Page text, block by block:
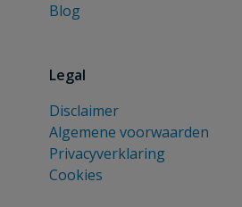
Blog
Legal
Disclaimer
Algemene voorwaarden
Privacyverklaring
Cookies